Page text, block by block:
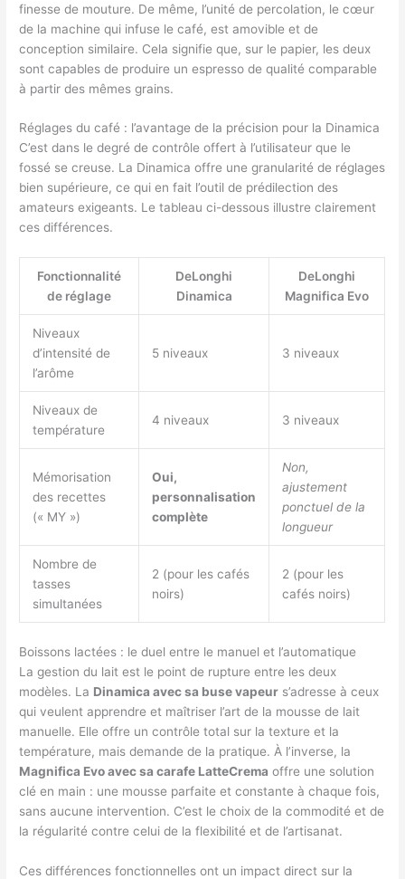
finesse de mouture. De même, l’unité de percolation, le cœur
de la machine qui infuse le café, est amovible et de
conception similaire. Cela signifie que, sur le papier, les deux
sont capables de produire un espresso de qualité comparable
à partir des mêmes grains.
Réglages du café : l’avantage de la précision pour la Dinamica
C’est dans le degré de contrôle offert à l’utilisateur que le
fossé se creuse. La Dinamica offre une granularité de réglages
bien supérieure, ce qui en fait l’outil de prédilection des
amateurs exigeants. Le tableau ci-dessous illustre clairement
ces différences.
Fonctionnalité
de réglage
DeLonghi
Dinamica
DeLonghi
Magnifica Evo
Niveaux
d’intensité de
l’arôme
5 niveaux 3 niveaux
Niveaux de
température
4 niveaux 3 niveaux
Mémorisation
des recettes
(« MY »)
Oui,
personnalisation
complète
Non,
ajustement
ponctuel de la
longueur
Nombre de
tasses
simultanées
2 (pour les cafés
noirs)
2 (pour les
cafés noirs)
Boissons lactées : le duel entre le manuel et l’automatique
La gestion du lait est le point de rupture entre les deux
modèles. La Dinamica avec sa buse vapeur s’adresse à ceux
qui veulent apprendre et maîtriser l’art de la mousse de lait
manuelle. Elle offre un contrôle total sur la texture et la
température, mais demande de la pratique. À l’inverse, la
Magnifica Evo avec sa carafe LatteCrema offre une solution
clé en main : une mousse parfaite et constante à chaque fois,
sans aucune intervention. C’est le choix de la commodité et de
la régularité contre celui de la flexibilité et de l’artisanat.
Ces différences fonctionnelles ont un impact direct sur la